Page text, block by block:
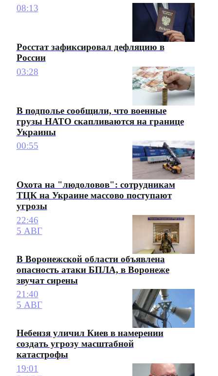
08:13
Росстат зафиксировал дефляцию в
России
03:28
В подполье сообщили, что военные
грузы НАТО скапливаются на границе
Украины
00:55
Охота на "людоловов": сотрудникам
ТЦК на Украине массово поступают
угрозы
22:46
5 АВГ
В Воронежской области объявлена
опасность атаки БПЛА, в Воронеже
звучат сирены
21:40
5 АВГ
Небензя уличил Киев в намерении
создать угрозу масштабной
катастрофы
19:01